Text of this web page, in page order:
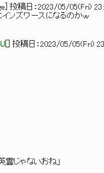
] 投稿日： 2023/05/05(Fri)
インズワースになるのかｗ
] 投稿日： 2023/05/05(Fri)
霊じゃないおね」